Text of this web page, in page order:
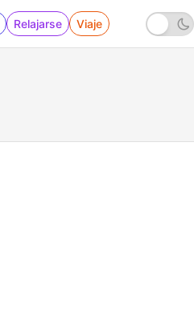
Relajarse Viaje